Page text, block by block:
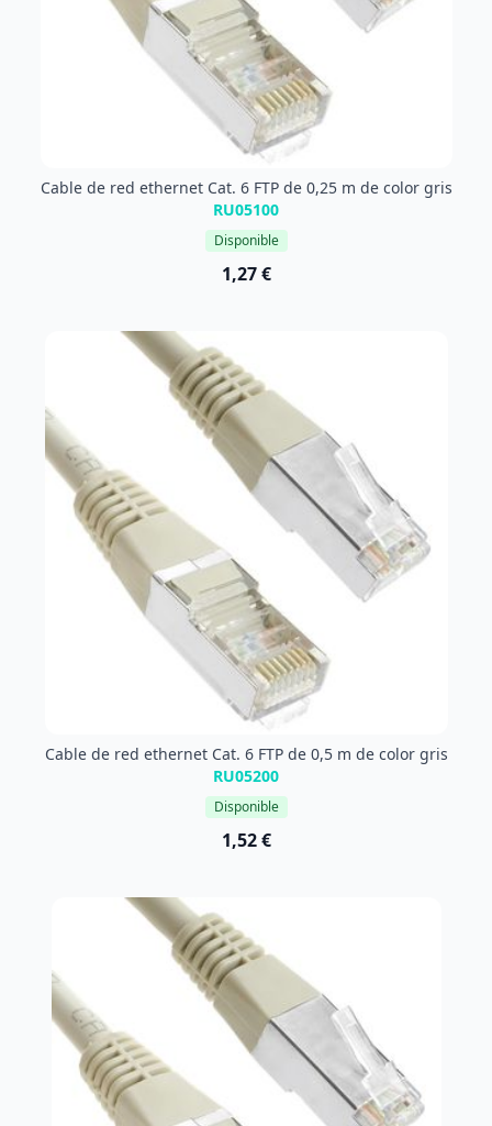
Cable de red ethernet Cat. 6 FTP de 0,25 m de color gris
RU05100
Disponible
1,27 €
Cable de red ethernet Cat. 6 FTP de 0,5 m de color gris
RU05200
Disponible
1,52 €